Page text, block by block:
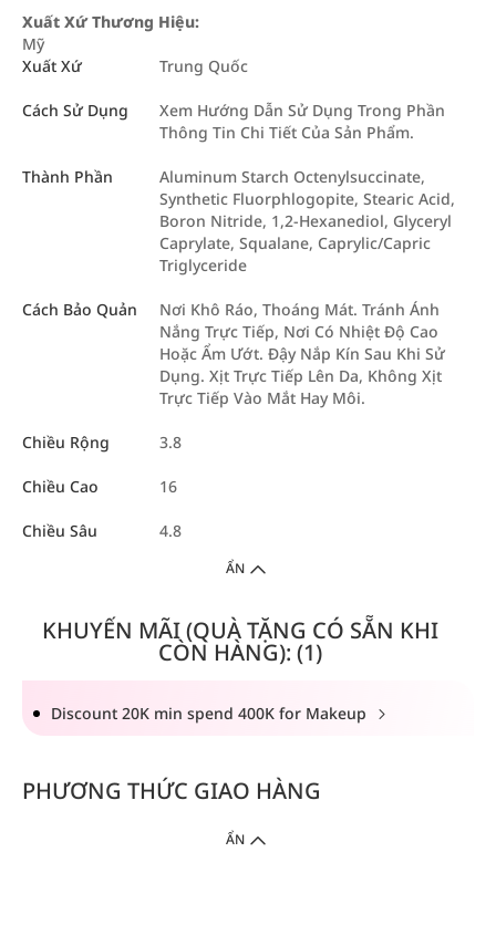
Xuất Xứ Thương Hiệu:
Mỹ
Xuất Xứ
Trung Quốc
Cách Sử Dụng
Xem Hướng Dẫn Sử Dụng Trong Phần
Thông Tin Chi Tiết Của Sản Phẩm.
Thành Phần
Aluminum Starch Octenylsuccinate,
Synthetic Fluorphlogopite, Stearic Acid,
Boron Nitride, 1,2-Hexanediol, Glyceryl
Caprylate, Squalane, Caprylic/Capric
Triglyceride
Cách Bảo Quản
Nơi Khô Ráo, Thoáng Mát. Tránh Ánh
Nắng Trực Tiếp, Nơi Có Nhiệt Độ Cao
Hoặc Ẩm Ướt. Đậy Nắp Kín Sau Khi Sử
Dụng. Xịt Trực Tiếp Lên Da, Không Xịt
Trực Tiếp Vào Mắt Hay Môi.
Chiều Rộng 3.8
Chiều Cao 16
Chiều Sâu 4.8
ẨN
KHUYẾN MÃI (QUÀ TẶNG CÓ SẴN KHI
CÒN HÀNG): (1)
Discount 20K min spend 400K for Makeup
PHƯƠNG THỨC GIAO HÀNG
ẨN